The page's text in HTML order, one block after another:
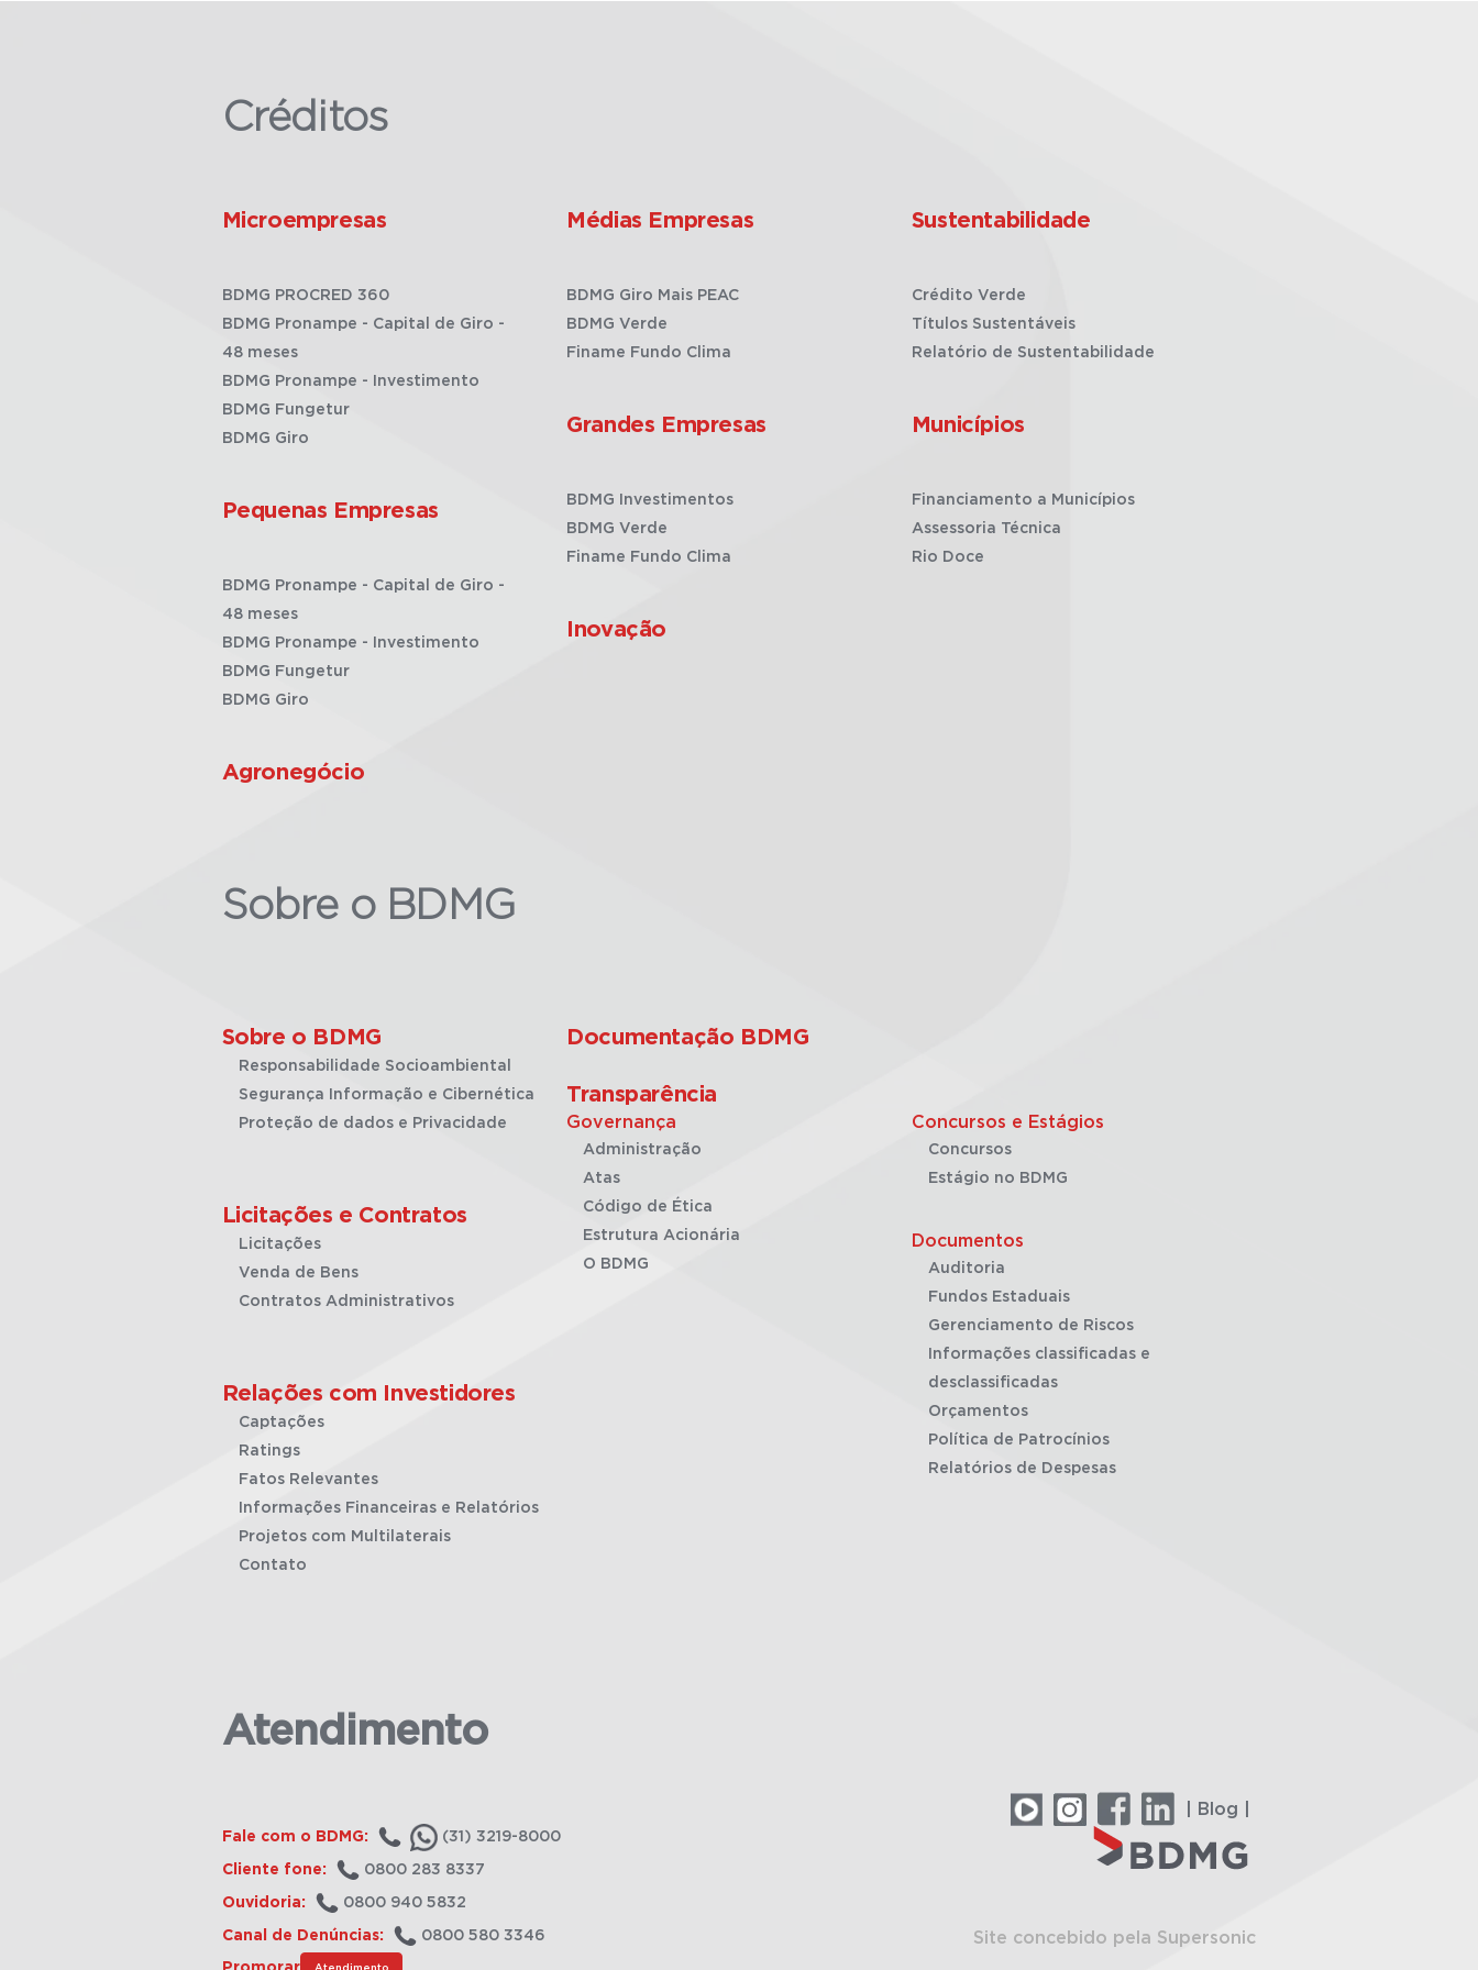
Créditos
Microempresas
BDMG PROCRED 360
BDMG Pronampe - Capital de Giro -
48 meses
BDMG Pronampe - Investimento
BDMG Fungetur
BDMG Giro
Pequenas Empresas
BDMG Pronampe - Capital de Giro -
48 meses
BDMG Pronampe - Investimento
BDMG Fungetur
BDMG Giro
Agronegócio
Médias Empresas
BDMG Giro Mais PEAC
BDMG Verde
Finame Fundo Clima
Grandes Empresas
BDMG Investimentos
BDMG Verde
Finame Fundo Clima
Inovação
Sustentabilidade
Crédito Verde
Títulos Sustentáveis
Relatório de Sustentabilidade
Municípios
Financiamento a Municípios
Assessoria Técnica
Rio Doce
Sobre o BDMG
Sobre o BDMG
Responsabilidade Socioambiental
Segurança Informação e Cibernética
Proteção de dados e Privacidade
Licitações e Contratos
Licitações
Venda de Bens
Contratos Administrativos
Relações com Investidores
Captações
Ratings
Fatos Relevantes
Informações Financeiras e Relatórios
Projetos com Multilaterais
Contato
Documentação BDMG
Transparência
Governança
Administração
Atas
Código de Ética
Estrutura Acionária
O BDMG
Concursos e Estágios
Concursos
Estágio no BDMG
Documentos
Auditoria
Fundos Estaduais
Gerenciamento de Riscos
Informações classificadas e
desclassificadas
Orçamentos
Política de Patrocínios
Relatórios de Despesas
Atendimento
Fale com o BDMG: (31) 3219-8000
Cliente fone: 0800 283 8337
Ouvidoria: 0800 940 5832
Canal de Denúncias: 0800 580 3346
Atendimento
| Blog |
Site concebido pela Supersonic